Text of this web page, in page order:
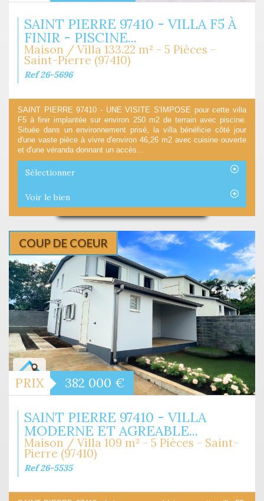
SAINT PIERRE 97410 - VILLA F5 À
FINIR - PISCINE...
Maison / Villa 133.22 m² - 5 Pièces -
Saint-Pierre (97410)
Ref 26-5696
SAINT PIERRE 97410 - UNE VISITE S'IMPOSE pour cette villa
F5 à finir implantée sur environ 250 m2 de terrain avec piscine.
Située dans un environnement prisé, la villa bénéficie côté jour
d'une vaste pièce à vivre d'environ 46,26 m2 avec cuisine ouverte
et d'une véranda donnant un accès...
Sélectionner
Voir le bien
COUP DE COEUR
PRIX 382 000 €
SAINT PIERRE 97410 - VILLA
MODERNE ET AGREABLE...
Maison / Villa 109 m² - 5 Pièces - Saint-
Pierre (97410)
Ref 26-5535